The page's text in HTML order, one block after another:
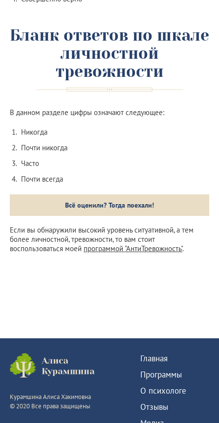
Бланк ответов по шкале
личностной
тревожности
В данном разделе цифры означают следующее:
Никогда
Почти никогда
Часто
Почти всегда
Если вы обнаружили высокий уровень ситуативной, а тем
более личностной, тревожности, то вам стоит
воспользоваться моей программой "АнтиТревожность".
Курамшина Алиса Хакимовна
© 2020 Все права защищены
Главная
Программы
О психологе
Отзывы